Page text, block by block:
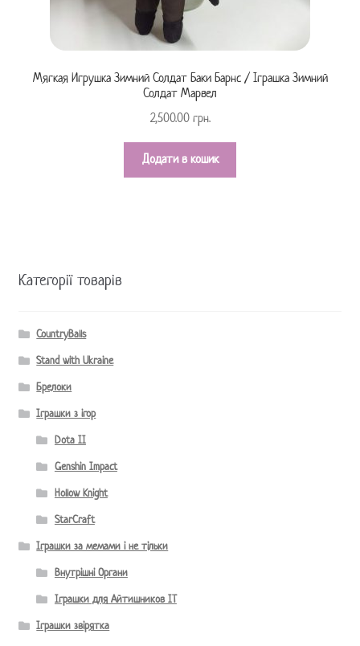
Мягкая Игрушка Зимний Солдат Баки Барнс / Іграшка Зимний
Солдат Марвел
2,500.00 грн.
Додати в кошик
Категорії товарів
CountryBalls
Stand with Ukraine
Брелоки
Іграшки з ігор
Dota II
Genshin Impact
Hollow Knight
StarCraft
Іграшки за мемами і не тільки
Внутрішні Органи
Іграшки для Айтишников IT
Іграшки звірятка